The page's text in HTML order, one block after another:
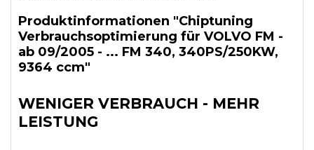
Produktinformationen "Chiptuning
Verbrauchsoptimierung für VOLVO FM -
ab 09/2005 - ... FM 340, 340PS/250KW,
9364 ccm"
WENIGER VERBRAUCH - MEHR
LEISTUNG